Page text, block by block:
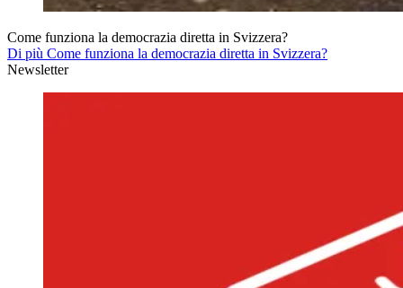
Come funziona la democrazia diretta in Svizzera?
Di più Come funziona la democrazia diretta in Svizzera?
Newsletter